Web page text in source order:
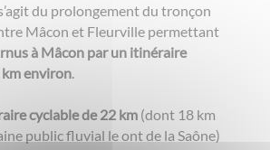
du prolongement du tronçon
Mâcon et Fleurville permettant
à Mâcon par un itinéraire
environ.
cyclable de 22 km (dont 18 km
public fluvial le ont de la Saône)